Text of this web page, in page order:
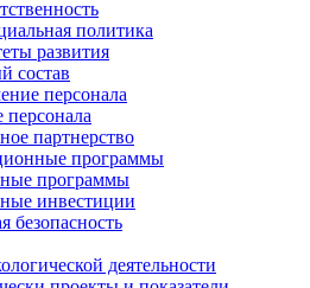
политика
развития
состав
персонала
персонала
партнерство
программы
программы
инвестиции
деятельности